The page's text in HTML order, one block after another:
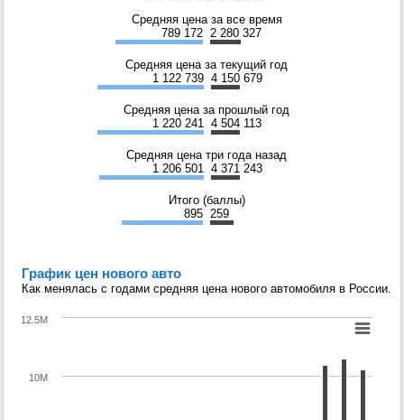
Средняя цена за все время
789 172 2 280 327
Средняя цена за текущий год
1 122 739 4 150 679
Средняя цена за прошлый год
1 220 241
4 504 113
Средняя цена три года назад
1 206 501
4 371 243
Итого (баллы)
895 259
График цен нового авто
Как менялась с годами средняя цена нового автомобиля в России.
10M
12.5M